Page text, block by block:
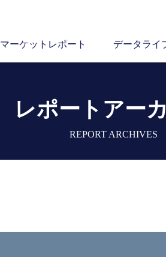
マーケットレポート データライ
レポートアー
REPORT ARCHIVES